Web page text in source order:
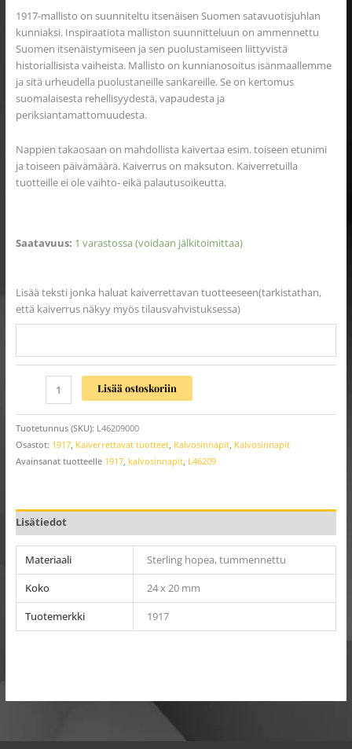
1917-mallisto on suunniteltu itsenäisen Suomen satavuotisjuhlan
kunniaksi. Inspiraatiota malliston suunnitteluun on ammennettu
Suomen itsenäistymiseen ja sen puolustamiseen liittyvistä
historiallisista vaiheista. Mallisto on kunnianosoitus isänmaallemme
ja sitä urheudella puolustaneille sankareille. Se on kertomus
suomalaisesta rehellisyydestä, vapaudesta ja
periksiantamattomuudesta.
Nappien takaosaan on mahdollista kaivertaa esim. toiseen etunimi
ja toiseen päivämäärä. Kaiverrus on maksuton. Kaiverretuilla
tuotteille ei ole vaihto- eikä palautusoikeutta.
Saatavuus: 1 varastossa (voidaan jälkitoimittaa)
Lisää teksti jonka haluat kaiverrettavan tuotteeseen(tarkistathan,
että kaiverrus näkyy myös tilausvahvistuksessa)
Lisää ostoskoriin
Tuotetunnus (SKU): L46209000
Osastot: 1917, Kaiverrettavat tuotteet, Kalvosinnapit, Kalvosinnapit
Avainsanat tuotteelle 1917, kalvosinnapit, L46209
Lisätiedot
Materiaali
Sterling hopea, tummennettu
Koko
24 x 20 mm
Tuotemerkki
1917